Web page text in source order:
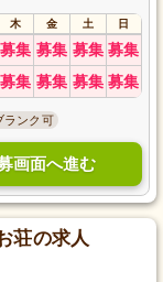
木 金 土 日
募集 募集 募集 募集
募集 募集 募集 募集
ランク可
画面へ進む
荘の求人